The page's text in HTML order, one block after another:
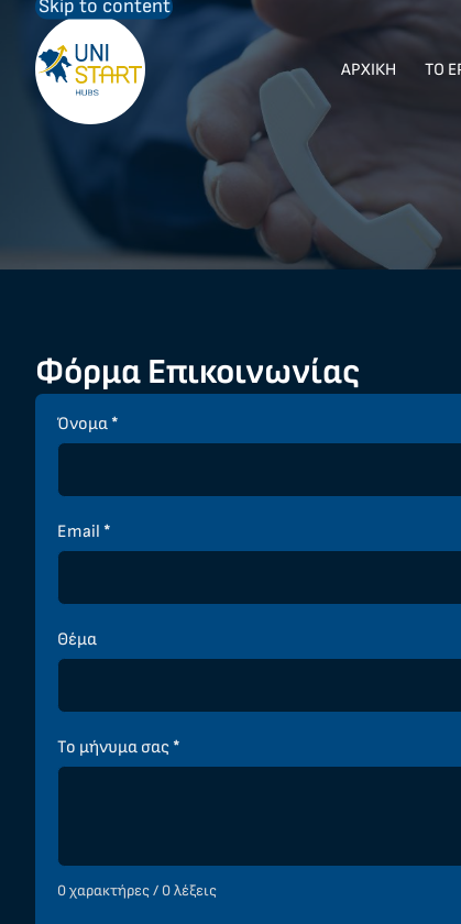
Skip to content
ΑΡΧΙΚΗ ΤΟ
Φόρμα Επικοινωνίας
Όνομα *
Email *
Θέμα
Το μήνυμα σας *
0 χαρακτήρες / 0 λέξεις